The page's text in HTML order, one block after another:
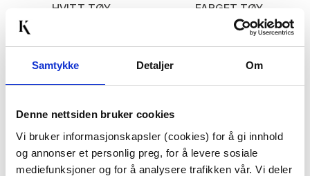
Samtykke Detaljer Om
Denne nettsiden bruker cookies
Vi bruker informasjonskapsler (cookies) for å gi innhold
og annonser et personlig preg, for å levere sosiale
mediefunksjoner og for å analysere trafikken vår. Vi deler
HVITT TØY
KJØP
FARGET TØY
229,00